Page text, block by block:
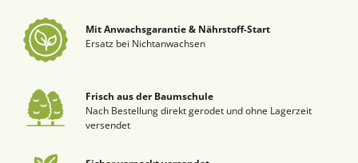
Mit Anwachsgarantie & Nährstoff-Start
Ersatz bei Nichtanwachsen
Frisch aus der Baumschule
Nach Bestellung direkt gerodet und ohne Lagerzeit
versendet